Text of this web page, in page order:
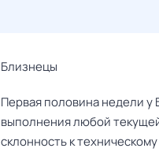
Близнецы
Первая половина недели у
выполнения любой
склонность к